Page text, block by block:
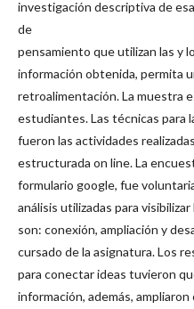
investigación descriptiva de
de
pensamiento que utilizan las y
información obtenida, permita
retroalimentación. La muestra
estudiantes. Las técnicas para
fueron las actividades
estructurada on line. La
formulario google, fue
análisis utilizadas para
son: conexión, ampliación y
cursado de la asignatura. Los
para conectar ideas tuvieron
información, además,